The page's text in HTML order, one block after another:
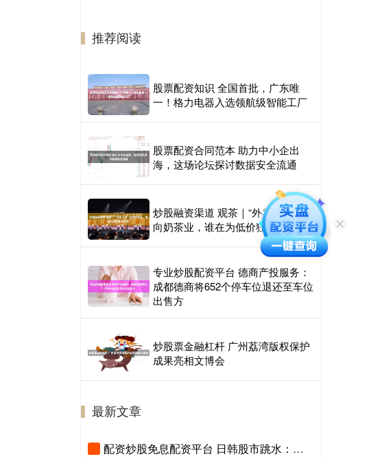
推荐阅读
股票配资知识 全国首批，广东唯
一！格力电器入选领航级智能工厂
股票配资合同范本 助力中小企出
海，这场论坛探讨数据安全流通
炒股融资渠道 观茶｜“外卖大战”烧
向奶茶业，谁在为低价狂欢买单？
专业炒股配资平台 德商产投服务：
成都德商将652个停车位退还至车位
出售方
炒股票金融杠杆 广州荔湾版权保护
成果亮相文博会
最新文章
配资炒股免息配资平台 日韩股市跳水：韩综指年内第八次熔断，AI泡沫担忧升温